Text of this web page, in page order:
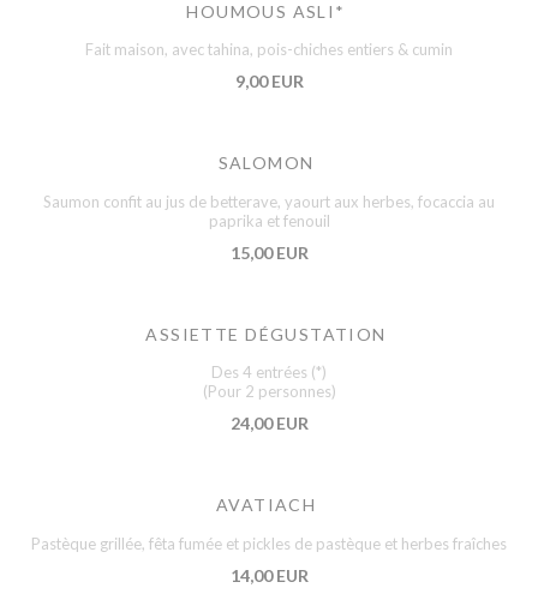
HOUMOUS ASLI*
Fait maison, avec tahina, pois-chiches entiers & cumin
9,00 EUR
SALOMON
Saumon confit au jus de betterave, yaourt aux herbes, focaccia au
paprika et fenouil
15,00 EUR
ASSIETTE DÉGUSTATION
Des 4 entrées (*)
(Pour 2 personnes)
24,00 EUR
AVATIACH
Pastèque grillée, fêta fumée et pickles de pastèque et herbes fraîches
14,00 EUR